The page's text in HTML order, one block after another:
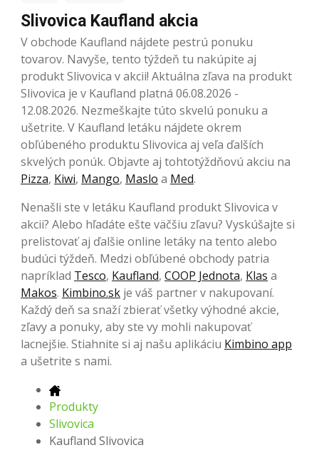
Slivovica Kaufland akcia
V obchode Kaufland nájdete pestrú ponuku
tovarov. Navyše, tento týždeň tu nakúpite aj
produkt Slivovica v akcii! Aktuálna zľava na produkt
Slivovica je v Kaufland platná 06.08.2026 -
12.08.2026. Nezmeškajte túto skvelú ponuku a
ušetrite. V Kaufland letáku nájdete okrem
obľúbeného produktu Slivovica aj veľa ďalších
skvelých ponúk. Objavte aj tohtotýždňovú akciu na
Pizza, Kiwi, Mango, Maslo a Med.
Nenašli ste v letáku Kaufland produkt Slivovica v
akcii? Alebo hľadáte ešte väčšiu zľavu? Vyskúšajte si
prelistovať aj ďalšie online letáky na tento alebo
budúci týždeň. Medzi obľúbené obchody patria
napríklad Tesco, Kaufland, COOP Jednota, Klas a
Makos. Kimbino.sk je váš partner v nakupovaní.
Každý deň sa snaží zbierať všetky výhodné akcie,
zľavy a ponuky, aby ste vy mohli nakupovať
lacnejšie. Stiahnite si aj našu aplikáciu Kimbino app
a ušetrite s nami.
Produkty
Slivovica
Kaufland Slivovica